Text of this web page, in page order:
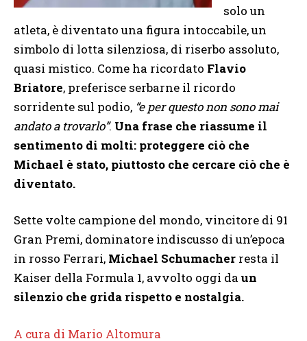
solo un
atleta, è diventato una figura intoccabile, un
simbolo di lotta silenziosa, di riserbo assoluto,
quasi mistico. Come ha ricordato Flavio
Briatore, preferisce serbarne il ricordo
sorridente sul podio, “e per questo non sono mai
andato a trovarlo”. Una frase che riassume il
sentimento di molti: proteggere ciò che
Michael è stato, piuttosto che cercare ciò che è
diventato.
Sette volte campione del mondo, vincitore di 91
Gran Premi, dominatore indiscusso di un’epoca
in rosso Ferrari, Michael Schumacher resta il
Kaiser della Formula 1, avvolto oggi da un
silenzio che grida rispetto e nostalgia.
A cura di Mario Altomura